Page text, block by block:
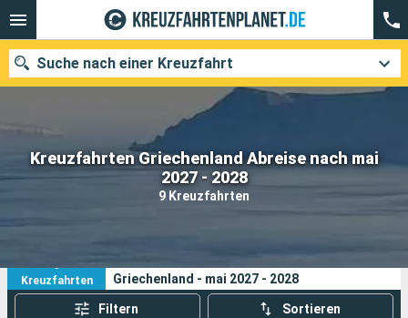
Kreuzfahrten Griechenland Abreise nach mai
2027 - 2028
9 Kreuzfahrten
Suche nach einer Kreuzfahrt
Unsere Ziele
Suchen
9
Kreuzfahrten
Griechenland - mai 2027 - 2028
Filtern Sortieren